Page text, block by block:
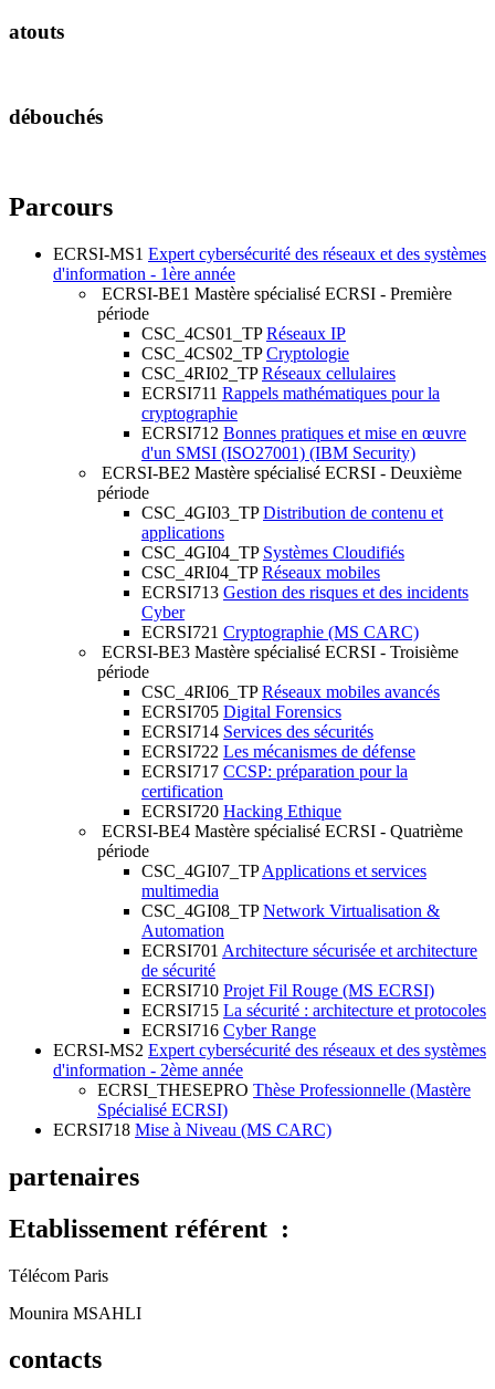
atouts
débouchés
Parcours
ECRSI-MS1 Expert cybersécurité des réseaux et des systèmes
d'information - 1ère année
ECRSI-BE1 Mastère spécialisé ECRSI - Première
période
CSC_4CS01_TP Réseaux IP
CSC_4CS02_TP Cryptologie
CSC_4RI02_TP Réseaux cellulaires
ECRSI711 Rappels mathématiques pour la
cryptographie
ECRSI712 Bonnes pratiques et mise en œuvre
d'un SMSI (ISO27001) (IBM Security)
ECRSI-BE2 Mastère spécialisé ECRSI - Deuxième
période
CSC_4GI03_TP Distribution de contenu et
applications
CSC_4GI04_TP Systèmes Cloudifiés
CSC_4RI04_TP Réseaux mobiles
ECRSI713 Gestion des risques et des incidents
Cyber
ECRSI721 Cryptographie (MS CARC)
ECRSI-BE3 Mastère spécialisé ECRSI - Troisième
période
CSC_4RI06_TP Réseaux mobiles avancés
ECRSI705 Digital Forensics
ECRSI714 Services des sécurités
ECRSI722 Les mécanismes de défense
ECRSI717 CCSP: préparation pour la
certification
ECRSI720 Hacking Ethique
ECRSI-BE4 Mastère spécialisé ECRSI - Quatrième
période
CSC_4GI07_TP Applications et services
multimedia
CSC_4GI08_TP Network Virtualisation &
Automation
ECRSI701 Architecture sécurisée et architecture
de sécurité
ECRSI710 Projet Fil Rouge (MS ECRSI)
ECRSI715 La sécurité : architecture et protocoles
ECRSI716 Cyber Range
ECRSI-MS2 Expert cybersécurité des réseaux et des systèmes
d'information - 2ème année
ECRSI_THESEPRO Thèse Professionnelle (Mastère
Spécialisé ECRSI)
ECRSI718 Mise à Niveau (MS CARC)
partenaires
Etablissement référent :
Télécom Paris
Mounira MSAHLI
contacts